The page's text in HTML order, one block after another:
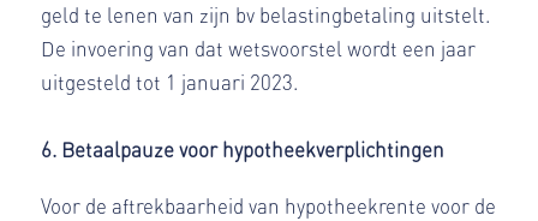
geld te lenen van zijn bv belastingbetaling uitstelt.
De invoering van dat wetsvoorstel wordt een jaar
uitgesteld tot 1 januari 2023.
6. Betaalpauze voor hypotheekverplichtingen
Voor de aftrekbaarheid van hypotheekrente voor de